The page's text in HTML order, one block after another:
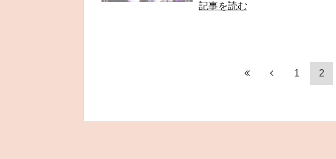
記事を読む
1 2